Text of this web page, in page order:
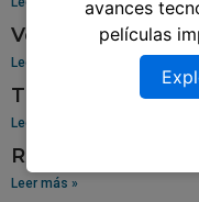
Venta De Aros
Leer más »
Tablero Para
Leer más »
Repuestos Para
Leer más »
avances
películas